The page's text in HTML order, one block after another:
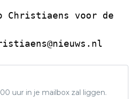
Christiaens voor de
uur in je mailbox zal liggen.